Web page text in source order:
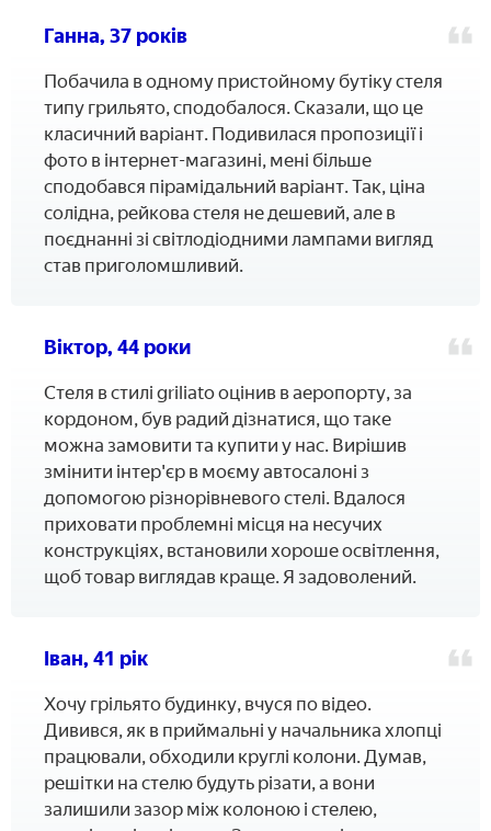
Ганна, 37 років
Побачила в одному пристойному бутіку стеля
типу грильято, сподобалося. Сказали, що це
класичний варіант. Подивилася пропозиції і
фото в інтернет-магазині, мені більше
сподобався пірамідальний варіант. Так, ціна
солідна, рейкова стеля не дешевий, але в
поєднанні зі світлодіодними лампами вигляд
став приголомшливий.
Віктор, 44 роки
Стеля в стилі griliato оцінив в аеропорту, за
кордоном, був радий дізнатися, що таке
можна замовити та купити у нас. Вирішив
змінити інтер'єр в моєму автосалоні з
допомогою різнорівневого стелі. Вдалося
приховати проблемні місця на несучих
конструкціях, встановили хороше освітлення,
щоб товар виглядав краще. Я задоволений.
Іван, 41 рік
Хочу грільято будинку, вчуся по відео.
Дивився, як в приймальні у начальника хлопці
працювали, обходили круглі колони. Думав,
решітки на стелю будуть різати, а вони
залишили зазор між колоною і стелею,